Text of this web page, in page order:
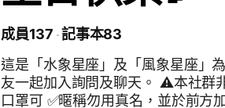
成員137 記事本83
這是「水象星座」及「風象星座」為主軸的星
友一起加入詢問及聊天。 ⚠️本社群非交友社群 ✅頭貼勿使用清楚人像，戴
口罩可 ✅暱稱勿用真名，並於前方加上自己的星座符號。Ex: ♏️可可 社群